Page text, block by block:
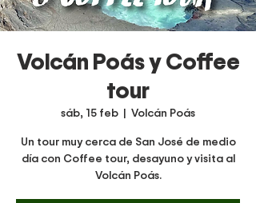
Volcán Poás y Coffee
tour
sáb, 15 feb
  |
Volcán Poás
Un tour muy cerca de San José de medio
día con Coffee tour, desayuno y visita al
Volcán Poás.